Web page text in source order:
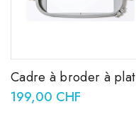
Cadre à broder à plat
300 x 200 mm PRF300
199,00 CHF